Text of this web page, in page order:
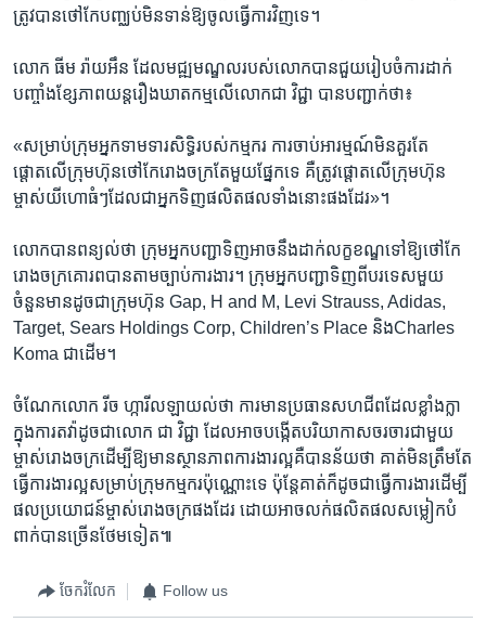
ត្រូវ​បាន​ថៅកែ​បញ្ឈប់​មិន​ទាន់​ឱ្យ​ចូល​ធ្វើការ​វិញ​ទេ។
លោក ធីម រ៉ាយអឹន ​ដែល​មជ្ឍ​មណ្ឌល​របស់​លោក​បាន​ជួយ​រៀបចំ​ការ​ដាក់​
បញ្ចាំង​ខ្សែ​ភាពយន្ត​រឿង​ឃាតកម្ម​លើ​លោក​ជា វិជ្ជា​ ​បាន​បញ្ជាក់​ថា​៖
«សម្រាប់​ក្រុម​អ្នក​ទាមទារសិទ្ធិ​របស់​កម្មក​រ ​ការចាប់អារម្មណ៍​មិន​គួរតែ​
ផ្តោតលើ​ក្រុម​ហ៊ុនថៅកែ​រោងចក្រ​តែ​មួយ​ផ្នែក​ទេ គឺ​ត្រូវ​ផ្តោត​លើ​ក្រុមហ៊ុន​
ម្ចាស់​យីហោ​ធំៗ​ដែល​ជាអ្នក​ទិញ​ផលិតផល​ទាំង​នោះ​ផង​ដែរ»។
លោក​បាន​ពន្យល់​ថា ក្រុម​អ្នកបញ្ជា​ទិញ​អាច​នឹង​ដាក់​លក្ខខណ្ឌ​ទៅឱ្យ​ថៅកែ​
រោង​ចក្រ​គោរព​បាន​តាម​ច្បាប់​ការងារ។ ក្រុមអ្នកបញ្ជា​ទិញ​ពី​បរទេស​មួយ
ចំនួន​មាន​ដូច​ជា​ក្រុម​ហ៊ុន Gap, H and M, Levi Strauss, Adidas,
Target, Sears Holdings Corp, Children’s Place និង​Charles
Koma ជាដើម។
ចំណែក​លោក​ រីច ​ហ្ការីលឡា​យល់ថា ការ​មាន​ប្រធាន​សហជីព​ដែល​ខ្លាំង​ក្លា​
ក្នុង​ការ​តវ៉ា​ដូចជា​លោក ជា វិជ្ជា ដែល​អាច​បង្កើត​បរិយាកាស​ចរចារ​ជាមួយ​
ម្ចាស់​រោងចក្រ​ដើម្បី​ឱ្យមាន​ស្ថានភាព​ការងារ​ល្អ​គឺ​បាន​ន័យ​ថា គាត់​មិនត្រឹមតែ​
ធ្វើការងារល្អ​សម្រាប់​ក្រុម​កម្មករ​ប៉ុណ្ណោះ​ទេ ប៉ុន្តែ​គាត់​ក៏​ដូច​ជា​ធ្វើការ​ងារ​ដើម្បី ​
ផល​ប្រយោជន៍​ម្ចាស់​រោងចក្រ​ផងដែរ ដោយ​អាច​លក់​ផលិត​ផល​សម្លៀក​បំ​
ពាក់​បាន​ច្រើន​ថែម​ទៀត៕
ចែករំលែក Follow us